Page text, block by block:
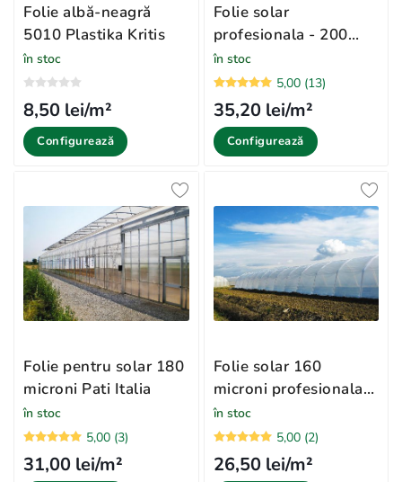
Folie albă-neagră
5010 Plastika Kritis
în stoc
8,50 lei/m²
Configurează
Folie solar
profesionala - 200
microni Pati Italia
în stoc
5,00 (13)
35,20 lei/m²
Configurează
Folie pentru solar 180
microni Pati Italia
în stoc
5,00 (3)
31,00 lei/m²
Folie solar 160
microni profesionala
Pati
în stoc
5,00 (2)
26,50 lei/m²